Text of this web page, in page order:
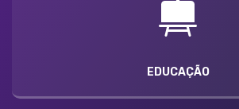
EDUCAÇÃO